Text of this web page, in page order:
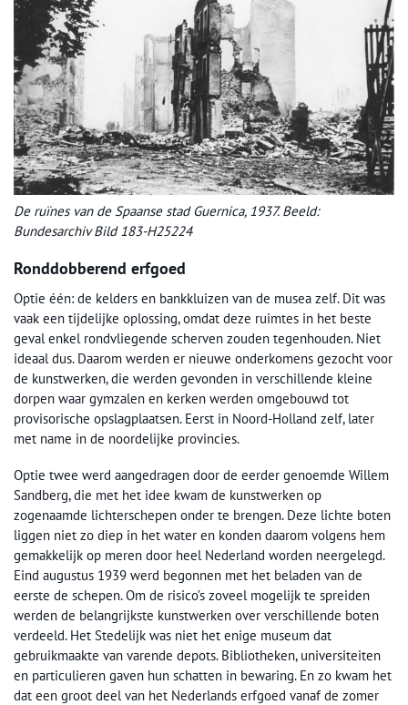
De ruïnes van de Spaanse stad Guernica, 1937. Beeld:
Bundesarchiv Bild 183-H25224
Ronddobberend erfgoed
Optie één: de kelders en bankkluizen van de musea zelf. Dit was
vaak een tijdelijke oplossing, omdat deze ruimtes in het beste
geval enkel rondvliegende scherven zouden tegenhouden. Niet
ideaal dus. Daarom werden er nieuwe onderkomens gezocht voor
de kunstwerken, die werden gevonden in verschillende kleine
dorpen waar gymzalen en kerken werden omgebouwd tot
provisorische opslagplaatsen. Eerst in Noord-Holland zelf, later
met name in de noordelijke provincies.
Optie twee werd aangedragen door de eerder genoemde Willem
Sandberg, die met het idee kwam de kunstwerken op
zogenaamde lichterschepen onder te brengen. Deze lichte boten
liggen niet zo diep in het water en konden daarom volgens hem
gemakkelijk op meren door heel Nederland worden neergelegd.
Eind augustus 1939 werd begonnen met het beladen van de
eerste de schepen. Om de risico’s zoveel mogelijk te spreiden
werden de belangrijkste kunstwerken over verschillende boten
verdeeld. Het Stedelijk was niet het enige museum dat
gebruikmaakte van varende depots. Bibliotheken, universiteiten
en particulieren gaven hun schatten in bewaring. En zo kwam het
dat een groot deel van het Nederlands erfgoed vanaf de zomer